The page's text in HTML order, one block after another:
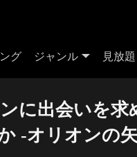
グ ジャンル 見放題
に出会いを求
-オリオンの